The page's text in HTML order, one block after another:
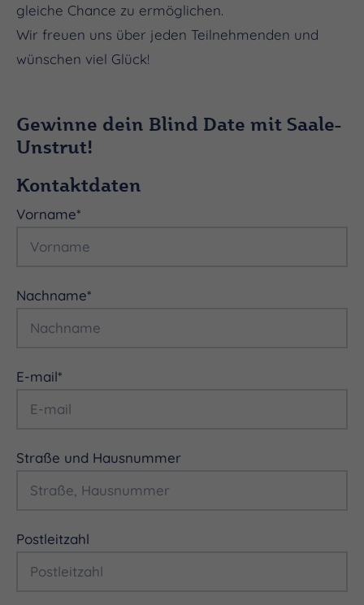
gleiche Chance zu ermöglichen.
Wir freuen uns über jeden Teilnehmenden und
wünschen viel Glück!
Gewinne dein Blind Date mit Saale-
Unstrut!
Kontaktdaten
Vorname*
Nachname*
E-mail*
Straße und Hausnummer
Postleitzahl